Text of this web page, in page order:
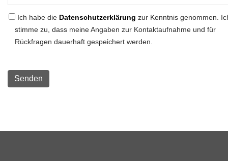
Ich habe die Datenschutzerklärung zur Kenntnis genommen.
stimme zu, dass meine Angaben zur Kontaktaufnahme und für
Rückfragen dauerhaft gespeichert werden.